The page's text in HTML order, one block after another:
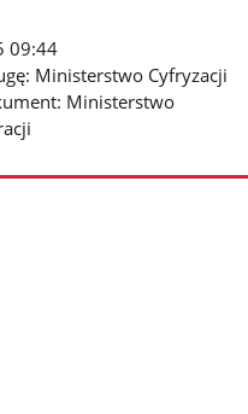
09:44
Ministerstwo Cyfryzacji
Ministerstwo